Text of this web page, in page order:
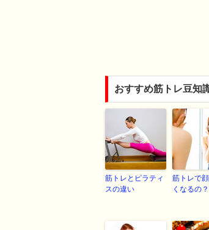
おすすめ筋トレ豆知
筋トレとピラティ
スの違い
筋トレで
くなるの？